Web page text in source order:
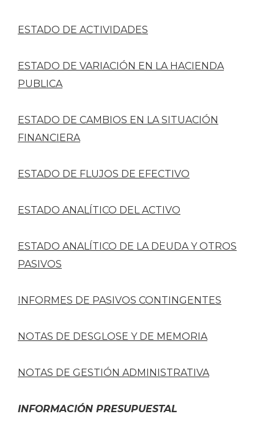
ESTADO DE ACTIVIDADES
ESTADO DE VARIACIÓN EN LA HACIENDA
PUBLICA
ESTADO DE CAMBIOS EN LA SITUACIÓN
FINANCIERA
ESTADO DE FLUJOS DE EFECTIVO
ESTADO ANALÍTICO DEL ACTIVO
ESTADO ANALÍTICO DE LA DEUDA Y OTROS
PASIVOS
INFORMES DE PASIVOS CONTINGENTES
NOTAS DE DESGLOSE Y DE MEMORIA
NOTAS DE GESTIÓN ADMINISTRATIVA
INFORMACIÓN PRESUPUESTAL